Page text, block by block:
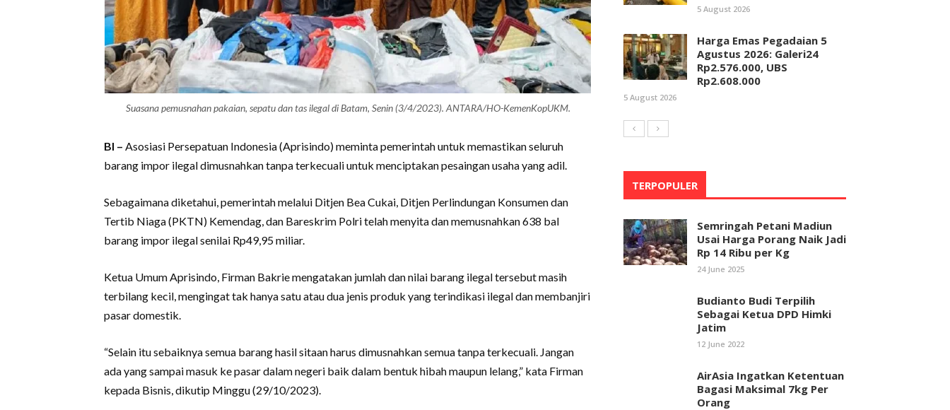
Suasana pemusnahan pakaian, sepatu dan tas ilegal di Batam, Senin (3/4/2023). ANTARA/HO-KemenKopUKM.
BI – Asosiasi Persepatuan Indonesia (Aprisindo) meminta pemerintah untuk memastikan seluruh
barang impor ilegal dimusnahkan tanpa terkecuali untuk menciptakan pesaingan usaha yang adil.
Sebagaimana diketahui, pemerintah melalui Ditjen Bea Cukai, Ditjen Perlindungan Konsumen dan
Tertib Niaga (PKTN) Kemendag, dan Bareskrim Polri telah menyita dan memusnahkan 638 bal
barang impor ilegal senilai Rp49,95 miliar.
Ketua Umum Aprisindo, Firman Bakrie mengatakan jumlah dan nilai barang ilegal tersebut masih
terbilang kecil, mengingat tak hanya satu atau dua jenis produk yang terindikasi ilegal dan membanjiri
pasar domestik.
“Selain itu sebaiknya semua barang hasil sitaan harus dimusnahkan semua tanpa terkecuali. Jangan
ada yang sampai masuk ke pasar dalam negeri baik dalam bentuk hibah maupun lelang,” kata Firman
kepada Bisnis, dikutip Minggu (29/10/2023).
5 August 2026
Harga Emas Pegadaian 5
Agustus 2026: Galeri24
Rp2.576.000, UBS
Rp2.608.000
5 August 2026
TERPOPULER
Semringah Petani Madiun
Usai Harga Porang Naik Jadi
Rp 14 Ribu per Kg
24 June 2025
Budianto Budi Terpilih
Sebagai Ketua DPD Himki
Jatim
12 June 2022
AirAsia Ingatkan Ketentuan
Bagasi Maksimal 7kg Per
Orang